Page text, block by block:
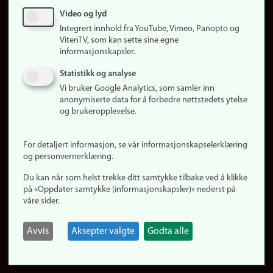
Om nettstedet
Informasjonskapsler
Personvern
Logg inn
Rediger din ansattside
Video og lyd
Integrert innhold fra YouTube, Vimeo, Panopto og
VitenTV, som kan sette sine egne
informasjonskapsler.
Statistikk og analyse
Vi bruker Google Analytics, som samler inn
anonymiserte data for å forbedre nettstedets ytelse
og brukeropplevelse.
For detaljert informasjon, se vår informasjonskapselerklæring
og personvernerklæring.
Du kan når som helst trekke ditt samtykke tilbake ved å klikke
på «Oppdater samtykke (informasjonskapsler)» nederst på
våre sider.
Avvis Aksepter valgte Godta alle